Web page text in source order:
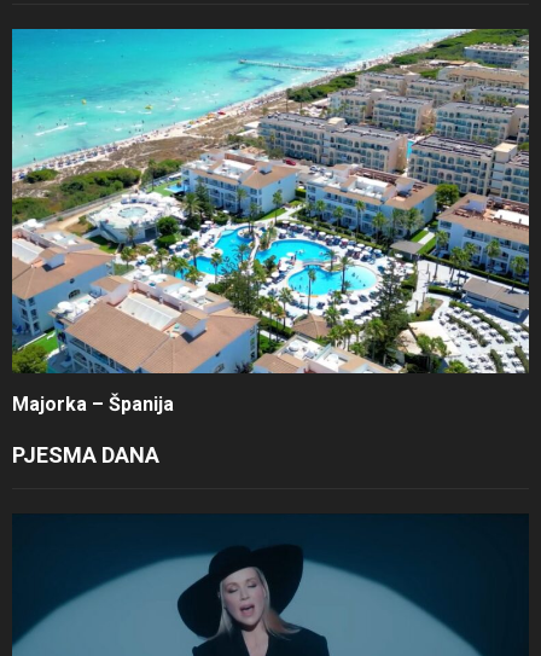
Majorka – Španija
PJESMA DANA